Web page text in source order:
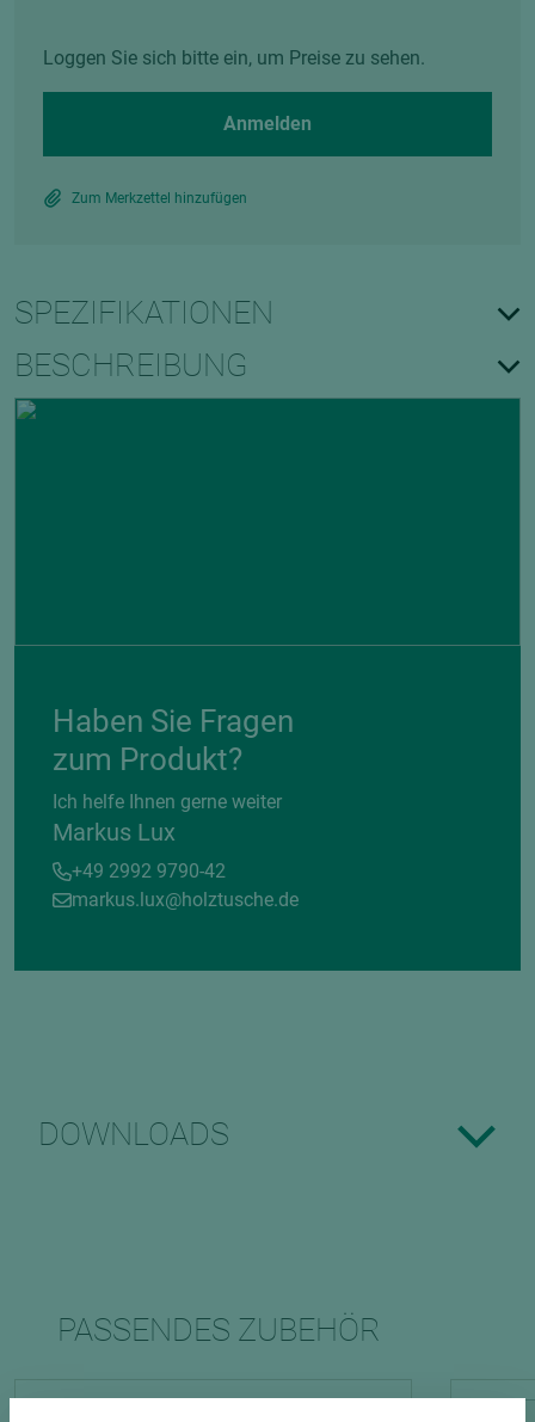
Loggen Sie sich bitte ein, um Preise zu sehen.
Anmelden
Zum Merkzettel hinzufügen
SPEZIFIKATIONEN
BESCHREIBUNG
Haben Sie Fragen
zum Produkt?
Ich helfe Ihnen gerne weiter
Markus Lux
+49 2992 9790-42
markus.lux@holztusche.de
DOWNLOADS
PASSENDES ZUBEHÖR